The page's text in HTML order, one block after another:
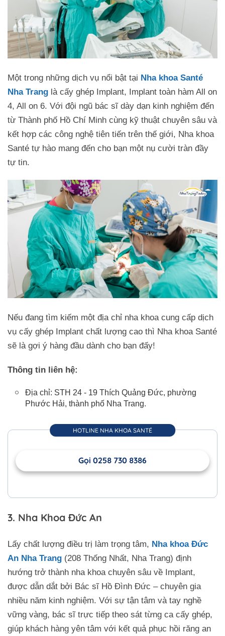
Một trong những dịch vụ nổi bật tại Nha khoa Santé
Nha Trang là cấy ghép Implant, Implant toàn hàm All on
4, All on 6. Với đội ngũ bác sĩ dày dạn kinh nghiệm đến
từ Thành phố Hồ Chí Minh cùng kỹ thuật chuyên sâu và
kết hợp các công nghệ tiên tiến trên thế giới, Nha khoa
Santé tự hào mang đến cho bạn một nụ cười tràn đầy
tự tin.
Nếu đang tìm kiếm một địa chỉ nha khoa cung cấp dịch
vụ cấy ghép Implant chất lượng cao thì Nha khoa Santé
sẽ là gợi ý hàng đầu dành cho bạn đấy!
Thông tin liên hệ:
Địa chỉ: STH 24 - 19 Thích Quảng Đức, phường
Phước Hải, thành phố Nha Trang.
HOTLINE NHA KHOA SANTÉ
Gọi 0258 730 8386
3. Nha Khoa Đức An
Lấy chất lượng điều trị làm trọng tâm, Nha khoa Đức
An Nha Trang (208 Thống Nhất, Nha Trang) định
hướng trở thành nha khoa chuyên sâu về Implant,
được dẫn dắt bởi Bác sĩ Hồ Đình Đức – chuyên gia
nhiều năm kinh nghiệm. Với sự tận tâm và tay nghề
vững vàng, bác sĩ trực tiếp theo sát từng ca cấy ghép,
giúp khách hàng yên tâm với kết quả phục hồi răng an
Trở về trang trước đó